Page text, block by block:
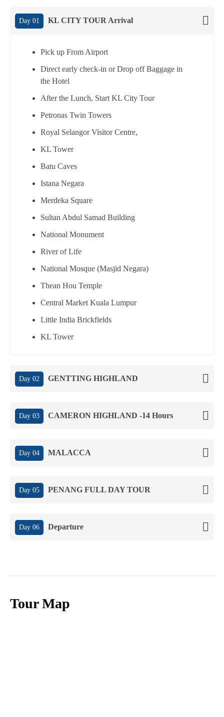
Day 01 KL CITY TOUR Arrival
Pick up From Airport
Direct early check-in or Drop off Baggage in
the Hotel
After the Lunch, Start KL City Tour
Petronas Twin Towers
Royal Selangor Visitor Centre,
KL Tower
Batu Caves
Istana Negara
Merdeka Square
Sultan Abdul Samad Building
National Monument
River of Life
National Mosque (Masjid Negara)
Thean Hou Temple
Central Market Kuala Lumpur
Little India Brickfields
KL Tower
Day 02 GENTTING HIGHLAND
Day 03 CAMERON HIGHLAND -14 Hours
Day 04 MALACCA
Day 05 PENANG FULL DAY TOUR
Day 06 Departure
Tour Map